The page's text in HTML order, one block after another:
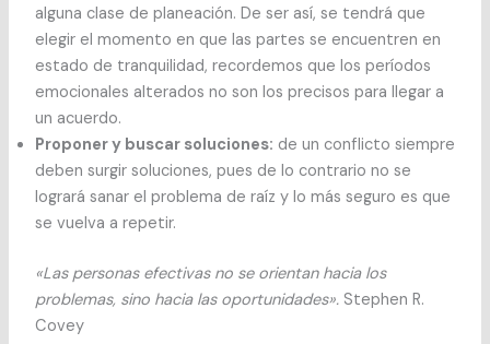
alguna clase de planeación. De ser así, se tendrá que
elegir el momento en que las partes se encuentren en
estado de tranquilidad, recordemos que los períodos
emocionales alterados no son los precisos para llegar a
un acuerdo.
Proponer y buscar soluciones: de un conflicto siempre
deben surgir soluciones, pues de lo contrario no se
logrará sanar el problema de raíz y lo más seguro es que
se vuelva a repetir.
«Las personas efectivas no se orientan hacia los
problemas, sino hacia las oportunidades».Stephen R.
Covey